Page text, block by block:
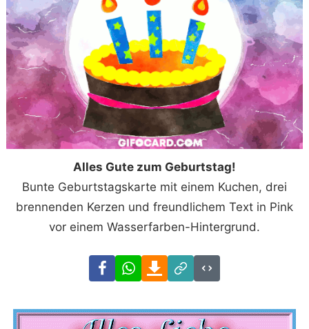
Alles Gute zum Geburtstag!
Bunte Geburtstagskarte mit einem Kuchen, drei
brennenden Kerzen und freundlichem Text in Pink
vor einem Wasserfarben-Hintergrund.
FacebookWhatsAppDownload
Link
Code